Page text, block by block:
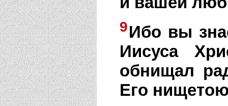
9Ибо вы
Иисуса
обнищал
Его